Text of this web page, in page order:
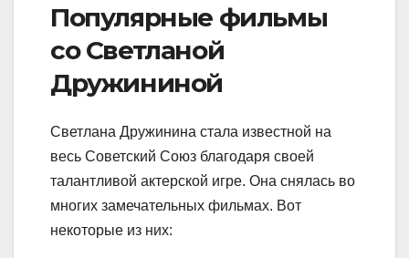
Популярные фильмы
со Светланой
Дружининой
Светлана Дружинина стала известной на
весь Советский Союз благодаря своей
талантливой актерской игре. Она снялась во
многих замечательных фильмах. Вот
некоторые из них: